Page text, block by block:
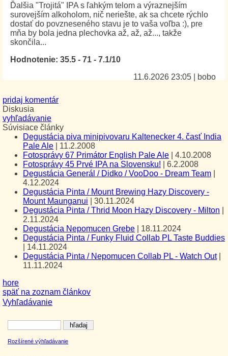
Vyhľadávanie
Rozšírené výhľadávanie
Ďalšia "Trojitá" IPA s ľahkým telom a výraznejším
surovejším alkoholom, nič neriešte, ak sa chcete rýchlo
dostať do povzneseného stavu je to vaša voľba :), pre
mňa by bola jedna plechovka až, až, až..., takže
skončila...
Hodnotenie: 35.5 - 71 - 7.1/10
11.6.2026 23:05
bobo
pridaj komentár
Diskusia
vyhľadávanie
Súvisiace články
Degustácia piva minipivovaru Kaltenecker 4. časť India
Pale Ale
11.2.2008
Fotosprávy 67 Primátor English Pale Ale
4.10.2008
Fotosprávy 45 Prvé IPA na Slovensku!
6.2.2008
Degustácia Generál / Didko / VooDoo - Dream Team
4.12.2024
Degustácia Pinta / Mount Brewing Hazy Discovery -
Mount Maunganui
30.11.2024
Degustácia Pinta / Thrid Moon Hazy Discovery - Milton
2.11.2024
Degustácia Nepomucen Grebe
18.11.2024
Degustácia Pinta / Funky Fluid Collab PL Taste Buddies
14.11.2024
Degustácia Pinta / Nepomucen Collab PL - Watch Out
11.11.2024
hore
späť na zoznam článkov